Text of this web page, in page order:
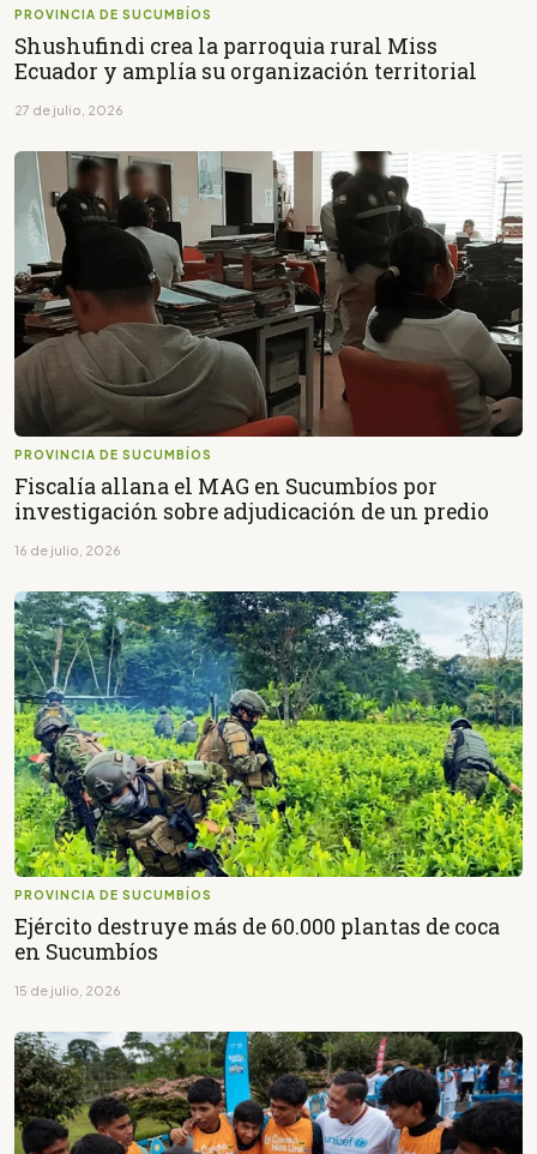
PROVINCIA DE SUCUMBÍOS
Shushufindi crea la parroquia rural Miss
Ecuador y amplía su organización territorial
27 de julio, 2026
PROVINCIA DE SUCUMBÍOS
Fiscalía allana el MAG en Sucumbíos por
investigación sobre adjudicación de un predio
16 de julio, 2026
PROVINCIA DE SUCUMBÍOS
Ejército destruye más de 60.000 plantas de coca
en Sucumbíos
15 de julio, 2026